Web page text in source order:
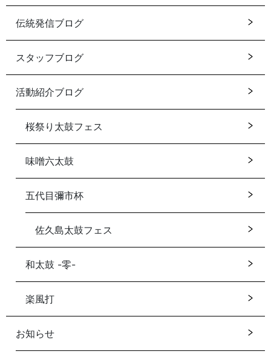
伝統発信ブログ
スタッフブログ
活動紹介ブログ
桜祭り太鼓フェス
味噌六太鼓
五代目彌市杯
佐久島太鼓フェス
和太鼓 -零-
楽風打
お知らせ